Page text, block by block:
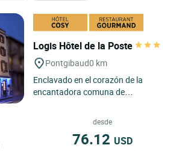
Logis Hôtel de la Poste
Pontgibaud0 km
Enclavado en el corazón de la
encantadora comuna de
desde
76.12 USD